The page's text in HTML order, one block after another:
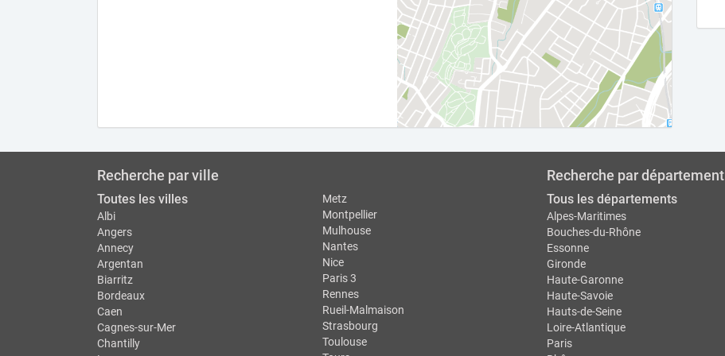
Recherche par ville
Toutes les villes
Albi
Angers
Annecy
Argentan
Biarritz
Bordeaux
Caen
Cagnes-sur-Mer
Chantilly
Metz
Montpellier
Mulhouse
Nantes
Nice
Paris 3
Rennes
Rueil-Malmaison
Strasbourg
Toulouse
Recherche par département
Tous les départements
Alpes-Maritimes
Bouches-du-Rhône
Essonne
Gironde
Haute-Garonne
Haute-Savoie
Hauts-de-Seine
Loire-Atlantique
Paris